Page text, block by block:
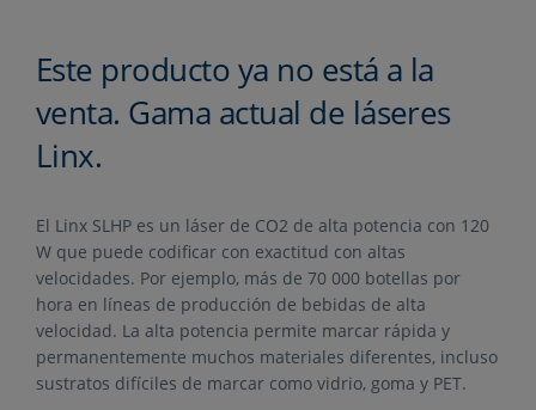
Este producto ya no está a la
venta. Gama actual de láseres
Linx.
El Linx SLHP es un láser de CO2 de alta potencia con 120
W que puede codificar con exactitud con altas
velocidades. Por ejemplo, más de 70 000 botellas por
hora en líneas de producción de bebidas de alta
velocidad. La alta potencia permite marcar rápida y
permanentemente muchos materiales diferentes, incluso
sustratos difíciles de marcar como vidrio, goma y PET.